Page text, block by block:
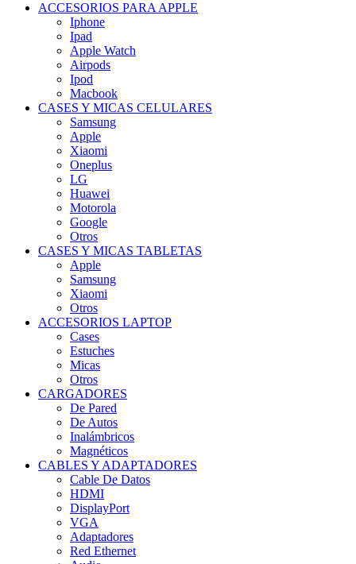
ACCESORIOS PARA APPLE
Iphone
Ipad
Apple Watch
Airpods
Ipod
Macbook
CASES Y MICAS CELULARES
Samsung
Apple
Xiaomi
Oneplus
LG
Huawei
Motorola
Google
Otros
CASES Y MICAS TABLETAS
Apple
Samsung
Xiaomi
Otros
ACCESORIOS LAPTOP
Cases
Estuches
Micas
Otros
CARGADORES
De Pared
De Autos
Inalámbricos
Magnéticos
CABLES Y ADAPTADORES
Cable De Datos
HDMI
DisplayPort
VGA
Adaptadores
Red Ethernet